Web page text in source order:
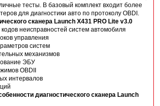
тесты. В базовый комплект входит более
для диагностики авто по протоколу OBDI.
сканера Launch X431 PRO Lite v3.0
неисправностей систем автомобиля
управления
систем
механизмов
ЭБУ
OBDII
интервалов
диагностического сканера Launch